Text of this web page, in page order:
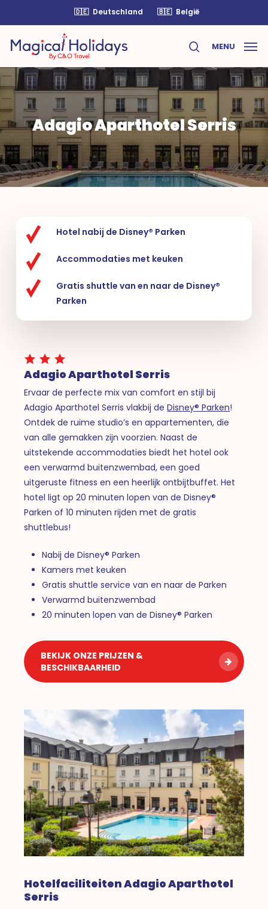
main
content
🇩🇪 Deutschland 🇧🇪 België
search
MENU
Adagio Aparthotel Serris
Hotel nabij de Disney® Parken
Accommodaties met keuken
Gratis shuttle van en naar de Disney®
Parken
Adagio Aparthotel Serris
Ervaar de perfecte mix van comfort en stijl bij
Adagio Aparthotel Serris vlakbij deDisney® Parken!
Ontdek de ruime studio’s en appartementen, die
van alle gemakken zijn voorzien. Naast de
uitstekende accommodaties biedt het hotel ook
een verwarmd buitenzwembad, een goed
uitgeruste fitness en een heerlijk ontbijtbuffet. Het
hotel ligt op 20 minuten lopen van de Disney®
Parken of 10 minuten rijden met de gratis
shuttlebus!
Nabij de Disney® Parken
Kamers met keuken
Gratis shuttle service van en naar de Parken
Verwarmd buitenzwembad
20 minuten lopen van de Disney® Parken
BEKIJK ONZE PRIJZEN &
BESCHIKBAARHEID
Hotelfaciliteiten Adagio Aparthotel
Serris